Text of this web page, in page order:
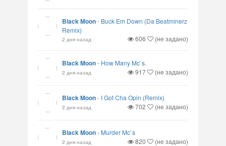
Black Moon- Buck Em Down (Da Beatminerz
Remix)
2 дня назад 606 (не задано)
Black Moon- How Many Mc`s.
2 дня назад 917 (не задано)
Black Moon- I Got Cha Opin (Remix)
2 дня назад 702 (не задано)
Black Moon- Murder Mc`s
2 дня назад 820 (не задано)